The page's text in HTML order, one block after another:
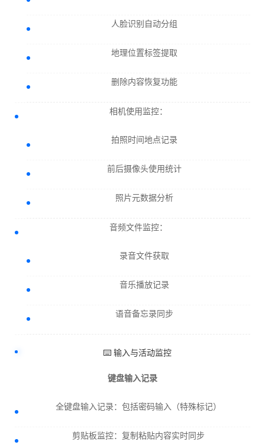
人脸识别自动分组
地理位置标签提取
删除内容恢复功能
相机使用监控：
拍照时间地点记录
前后摄像头使用统计
照片元数据分析
音频文件监控：
录音文件获取
音乐播放记录
语音备忘录同步
⌨️ 输入与活动监控
键盘输入记录
全键盘输入记录：包括密码输入（特殊标记）
剪贴板监控：复制粘贴内容实时同步